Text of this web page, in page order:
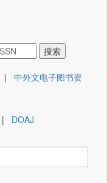
| 中外文电子图书资
| DOAJ